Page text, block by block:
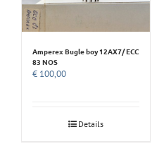
Amperex Bugle boy 12AX7/ ECC
83 NOS
€ 100,00
Details